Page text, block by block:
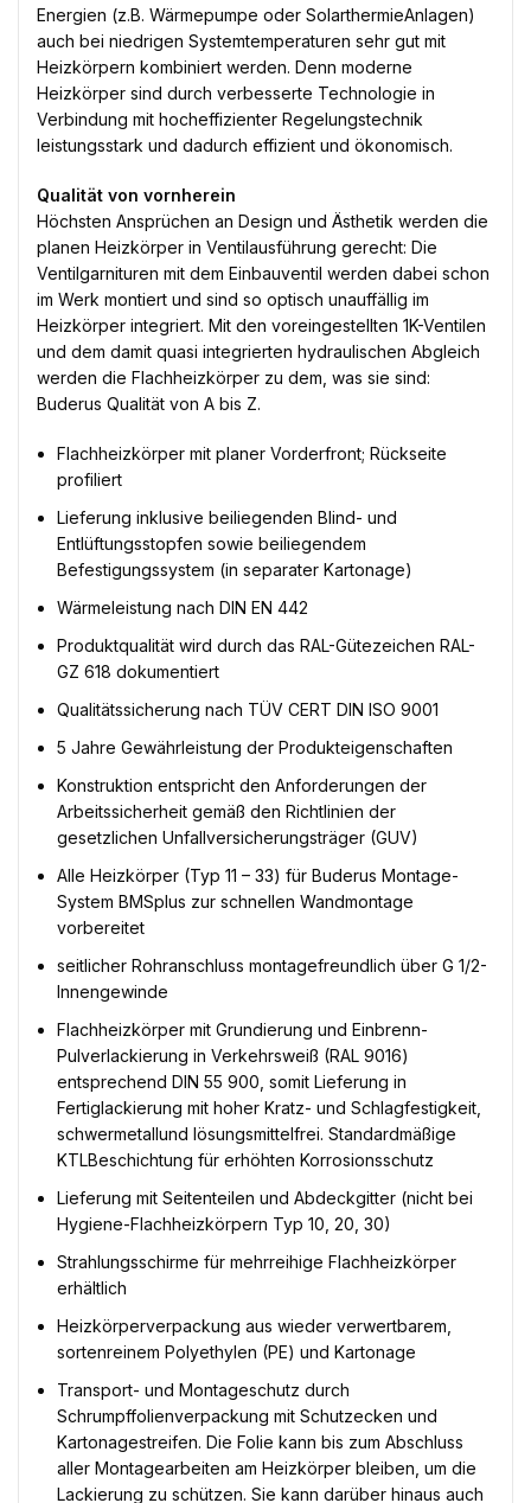
Energien (z.B. Wärmepumpe oder SolarthermieAnlagen)
auch bei niedrigen Systemtemperaturen sehr gut mit
Heizkörpern kombiniert werden. Denn moderne
Heizkörper sind durch verbesserte Technologie in
Verbindung mit hocheffizienter Regelungstechnik
leistungsstark und dadurch effizient und ökonomisch.
Qualität von vornherein
Höchsten Ansprüchen an Design und Ästhetik werden die
planen Heizkörper in Ventilausführung gerecht: Die
Ventilgarnituren mit dem Einbauventil werden dabei schon
im Werk montiert und sind so optisch unauffällig im
Heizkörper integriert. Mit den voreingestellten 1K-Ventilen
und dem damit quasi integrierten hydraulischen Abgleich
werden die Flachheizkörper zu dem, was sie sind:
Buderus Qualität von A bis Z.
Flachheizkörper mit planer Vorderfront; Rückseite
profiliert
Lieferung inklusive beiliegenden Blind- und
Entlüftungsstopfen sowie beiliegendem
Befestigungssystem (in separater Kartonage)
Wärmeleistung nach DIN EN 442
Produktqualität wird durch das RAL-Gütezeichen RAL-
GZ 618 dokumentiert
Qualitätssicherung nach TÜV CERT DIN ISO 9001
5 Jahre Gewährleistung der Produkteigenschaften
Konstruktion entspricht den Anforderungen der
Arbeitssicherheit gemäß den Richtlinien der
gesetzlichen Unfallversicherungsträger (GUV)
Alle Heizkörper (Typ 11 – 33) für Buderus Montage-
System BMSplus zur schnellen Wandmontage
vorbereitet
seitlicher Rohranschluss montagefreundlich über G 1/2-
Innengewinde
Flachheizkörper mit Grundierung und Einbrenn-
Pulverlackierung in Verkehrsweiß (RAL 9016)
entsprechend DIN 55 900, somit Lieferung in
Fertiglackierung mit hoher Kratz- und Schlagfestigkeit,
schwermetallund lösungsmittelfrei. Standardmäßige
KTLBeschichtung für erhöhten Korrosionsschutz
Lieferung mit Seitenteilen und Abdeckgitter (nicht bei
Hygiene-Flachheizkörpern Typ 10, 20, 30)
Strahlungsschirme für mehrreihige Flachheizkörper
erhältlich
Heizkörperverpackung aus wieder verwertbarem,
sortenreinem Polyethylen (PE) und Kartonage
Transport- und Montageschutz durch
Schrumpffolienverpackung mit Schutzecken und
Kartonagestreifen. Die Folie kann bis zum Abschluss
aller Montagearbeiten am Heizkörper bleiben, um die
Lackierung zu schützen. Sie kann darüber hinaus auch